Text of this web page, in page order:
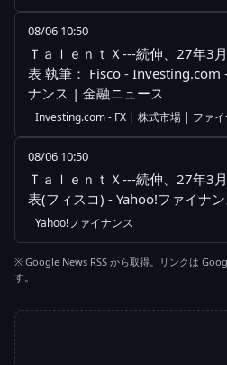
08/06 10:50
ＴａｌｅｎｔＸ---続伸、27年3
表 執筆： Fisco -
ナンス | 金融ニュース
Investing.com - FX | 株式市場 | ファ
08/06 10:50
ＴａｌｅｎｔＸ---続伸、27年3
表(フィスコ) - Yahoo!ファイナン
Yahoo!ファイナンス
※ Google News RSS から取得。リンクは
す。